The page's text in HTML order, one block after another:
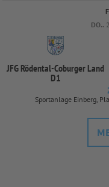
DO..
JFG Rödental-Coburger Land
D1
Sportanlage Einberg,